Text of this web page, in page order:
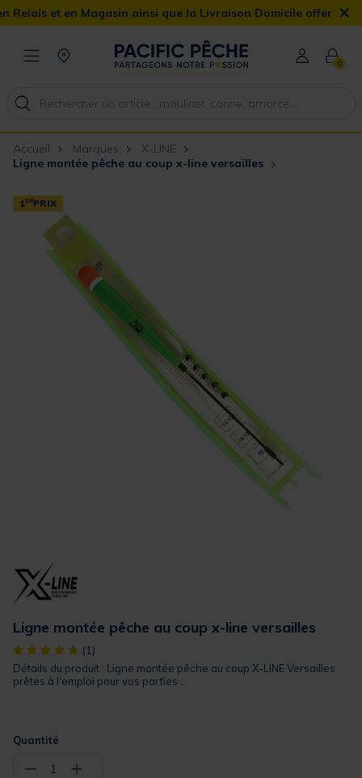
en Magasin ainsi que la Livraison Domicile offerte dès 90€ ×
0
Accueil Marques
X-LINE
Ligne montée pêche au coup x-line versailles
1 ERPRIX
Ligne montée pêche au coup x-line versailles
[object Object] out of 5 Customer Rating
(1)
Détails du produit : Ligne montée pêche au coup X-LINE Versailles
prêtes à l'emploi pour vos parties ...
Quantité
− 1 +